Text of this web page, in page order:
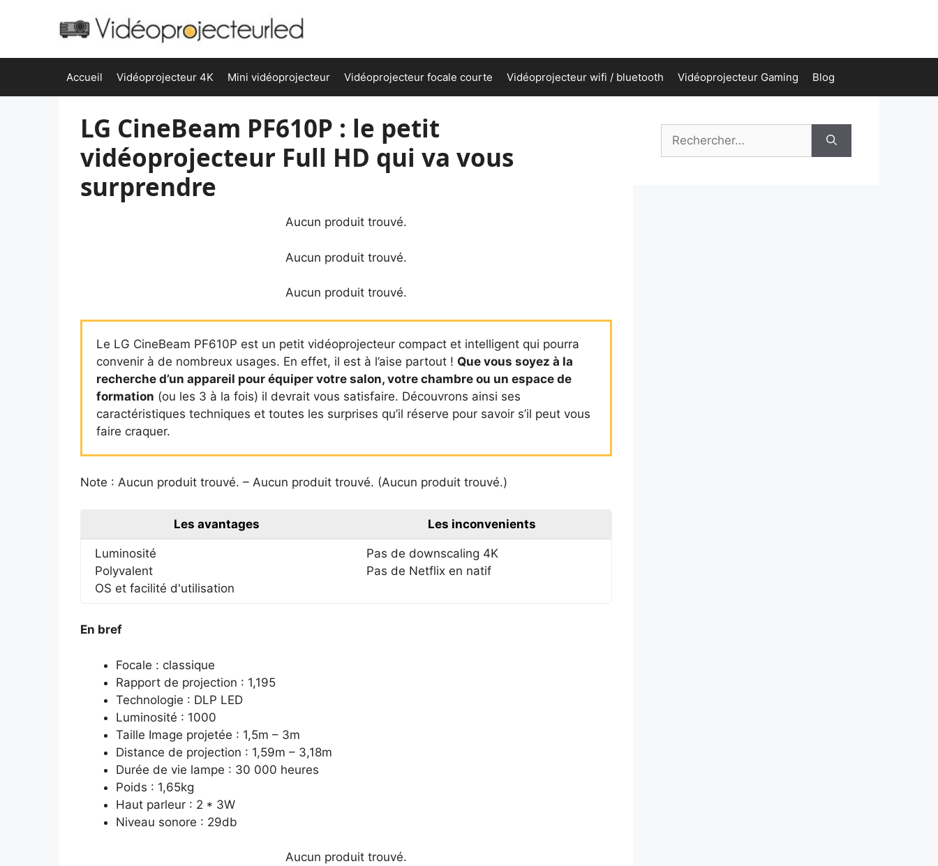
Accueil Vidéoprojecteur 4K Mini vidéoprojecteur Vidéoprojecteur focale courte Vidéoprojecteur wifi / bluetooth Vidéoprojecteur Gaming Blog
LG CineBeam PF610P : le petit
vidéoprojecteur Full HD qui va vous
surprendre
Aucun produit trouvé.
Aucun produit trouvé.
Aucun produit trouvé.
Le LG CineBeam PF610P est un petit vidéoprojecteur compact et intelligent qui pourra
convenir à de nombreux usages. En effet, il est à l’aise partout ! Que vous soyez à la
recherche d’un appareil pour équiper votre salon, votre chambre ou un espace de
formation (ou les 3 à la fois) il devrait vous satisfaire. Découvrons ainsi ses
caractéristiques techniques et toutes les surprises qu’il réserve pour savoir s’il peut vous
faire craquer.
Note : Aucun produit trouvé. – Aucun produit trouvé. (Aucun produit trouvé.)
Les avantages Les inconvenients
Luminosité
Polyvalent
OS et facilité d'utilisation
Pas de downscaling 4K
Pas de Netflix en natif
En bref
Focale : classique
Rapport de projection : 1,195
Technologie : DLP LED
Luminosité : 1000
Taille Image projetée : 1,5m – 3m
Distance de projection : 1,59m – 3,18m
Durée de vie lampe : 30 000 heures
Poids : 1,65kg
Haut parleur : 2 * 3W
Niveau sonore : 29db
Aucun produit trouvé.
Rechercher :